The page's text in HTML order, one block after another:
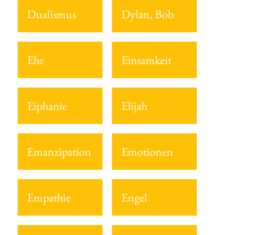
Dualismus Dylan, Bob
Ehe Einsamkeit
Eiphanie Elijah
Emanzipation Emotionen
Empathie Engel